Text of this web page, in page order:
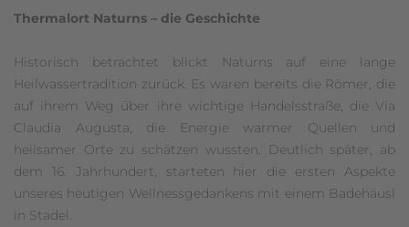
Thermalort Naturns – die Geschichte
Historisch betrachtet blickt Naturns auf eine lange
Heilwassertradition zurück. Es waren bereits die Römer, die
auf ihrem Weg über ihre wichtige Handelsstraße, die Via
Claudia Augusta, die Energie warmer Quellen und
heilsamer Orte zu schätzen wussten. Deutlich später, ab
dem 16. Jahrhundert, starteten hier die ersten Aspekte
unseres heutigen Wellnessgedankens mit einem Badehäusl
in Stadel.